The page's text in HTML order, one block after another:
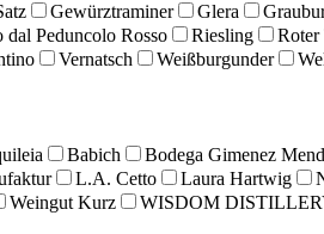
Gewürztraminer Glera
dal Peduncolo Rosso Riesling Roter
Vernatsch Weißburgunder
Babich Bodega Gimenez
L.A. Cetto Laura Hartwig
Weingut Kurz WISDOM